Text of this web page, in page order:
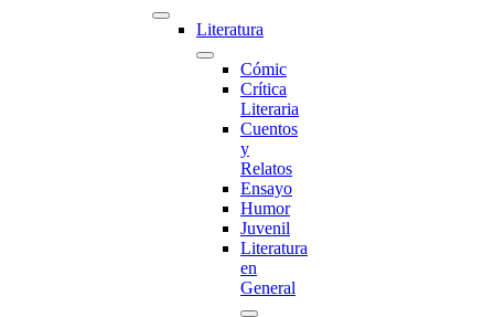
Literatura
Cómic
Crítica
Literaria
Cuentos
y
Relatos
Ensayo
Humor
Juvenil
Literatura
en
General